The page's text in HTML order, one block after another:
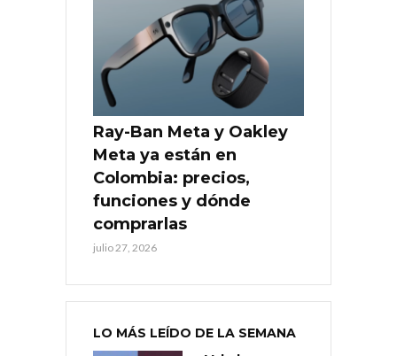
Ray-Ban Meta y Oakley
Meta ya están en
Colombia: precios,
funciones y dónde
comprarlas
julio 27, 2026
LO MÁS LEÍDO DE LA SEMANA